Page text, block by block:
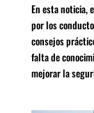
En esta noticia,
por los
consejos
falta de
mejorar la